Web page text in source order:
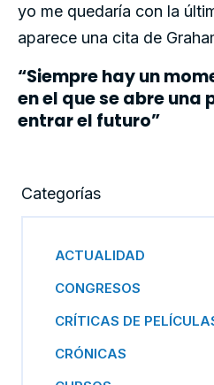
Categorías
ACTUALIDAD
CONGRESOS
CRÍTICAS DE
CRÓNICAS
yo me quedaría con la
aparece una cita de
“Siempre hay un
en el que se abre una
entrar el futuro”